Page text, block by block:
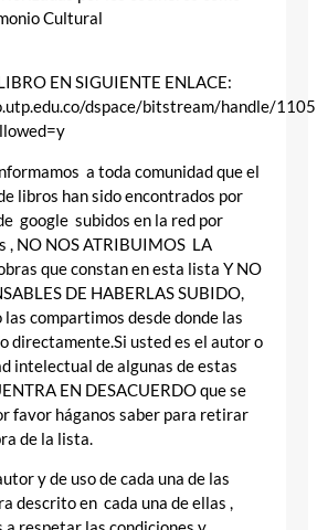
Cultural
EN SIGUIENTE ENLACE:
dspace/bitstream/handle/
a toda comunidad que el
libros han sido encontrados por
google subidos en la red por
, NO NOS ATRIBUIMOS LA
que constan en esta lista Y NO
DE HABERLAS SUBIDO,
compartimos desde donde las
directamente.Si usted es el autor o
intelectual de algunas de estas
EN DESACUERDO que se
favor háganos saber para retirar
de la lista.
y de uso de cada una de las
descrito en cada una de ellas ,